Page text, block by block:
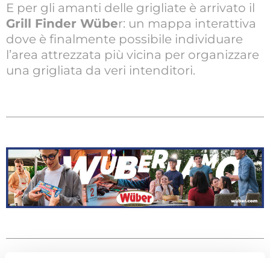
E per gli amanti delle grigliate è arrivato il
Grill Finder Wüber: un mappa interattiva
dove è finalmente possibile individuare
l’area attrezzata più vicina per organizzare
una grigliata da veri intenditori.